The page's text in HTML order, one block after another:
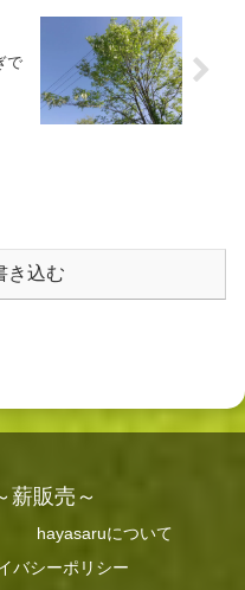
で
き込む
薪販売～
hayasaruについて
バシーポリシー